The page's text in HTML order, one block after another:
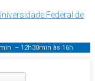
Federal de
– 12h30min às 16h